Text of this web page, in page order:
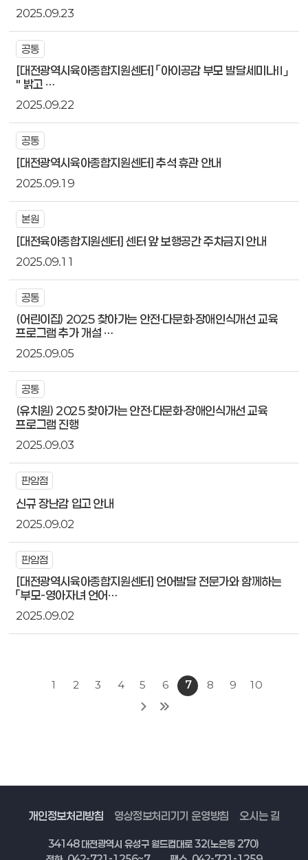
2025.09.23
공통
[대전광역시육아종합지원센터] 「아이공감 부모 발달세미나Ⅱ」
" 밝고 …
2025.09.22
공통
[대전광역시육아종합지원센터] 추석 휴관 안내
2025.09.19
본원
[대전육아종합지원센터] 센터 앞 보행공간 주차금지 안내
2025.09.11
공통
(어린이집) 2025 찾아가는 안전·다문화·장애인식개선 교육
프로그램 추가 개설 …
2025.09.05
공통
(유치원) 2025 찾아가는 안전·다문화·장애인식개선 교육
프로그램 진행
2025.09.03
판암점
신규 장난감 입고 안내
2025.09.02
판암점
[대전광역시육아종합지원센터] 언어발달 전문가와 함께하는
「부모-영아자녀 언어…
2025.09.02
1 2 3 4 5 6 7 8 9 10
개인정보처리방침 영상정보처리기기 운영방침 오시는 길
34148 대전광역시 유성구 월드컵대로 32(노은동 270)